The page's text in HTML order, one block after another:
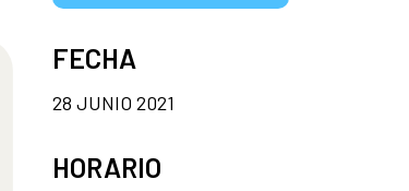
FECHA
28 JUNIO 2021
HORARIO